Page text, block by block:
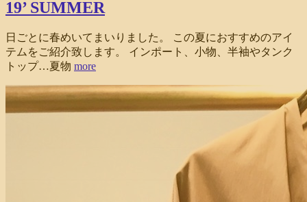
19’ SUMMER
日ごとに春めいてまいりました。 この夏におすすめのアイ
テムをご紹介致します。 インポート、小物、半袖やタンク
トップ…夏物 more